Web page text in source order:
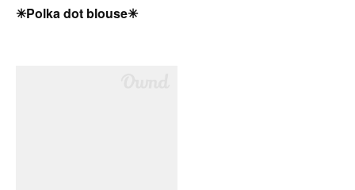
✳︎Polka dot blouse✳︎